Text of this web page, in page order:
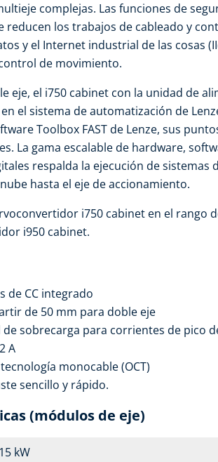
complejas. Las funciones de
reducen los trabajos de cableado y
y el Internet industrial de las cosas
de movimiento.
eje, el i750 cabinet con la unidad de
el sistema de automatización de
Toolbox FAST de Lenze, sus
La gama escalable de hardware,
respalda la ejecución de sistemas
hasta el eje de accionamiento.
i750 cabinet en el rango
i950 cabinet.
de CC integrado
de 50 mm para doble eje
sobrecarga para corrientes de pico
A
monocable (OCT)
sencillo y rápido.
(módulos de eje)
kW